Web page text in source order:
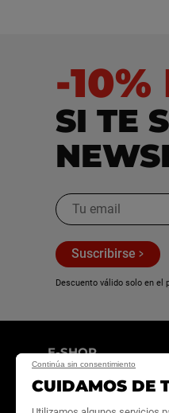
Continúa sin consentimiento
CUIDAMOS DE
Norton
NSU
Peugeot
Puch
Q
-10%
SI TE
Suscribirse
Descuento válido solo en el
E-SHOP
Aceites motor
Mantenimiento